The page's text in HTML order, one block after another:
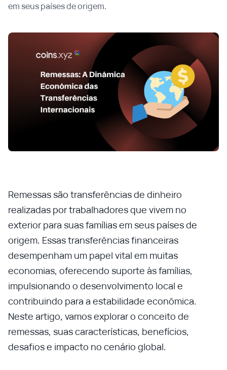
em seus países de origem.
Remessas são transferências de dinheiro
realizadas por trabalhadores que vivem no
exterior para suas famílias em seus países de
origem. Essas transferências financeiras
desempenham um papel vital em muitas
economias, oferecendo suporte às famílias,
impulsionando o desenvolvimento local e
contribuindo para a estabilidade econômica.
Neste artigo, vamos explorar o conceito de
remessas, suas características, benefícios,
desafios e impacto no cenário global.